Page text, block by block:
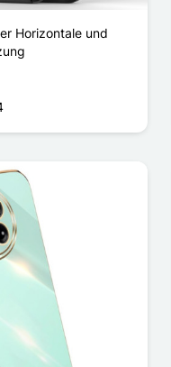
Horizontale und